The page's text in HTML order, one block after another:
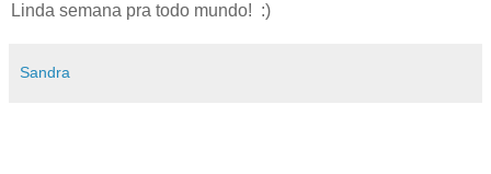
Linda semana pra todo mundo! :)
Sandra